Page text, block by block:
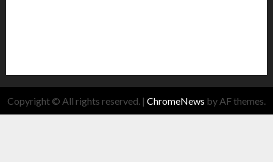
Copyright © All rights reserved. | ChromeNews by AF themes.